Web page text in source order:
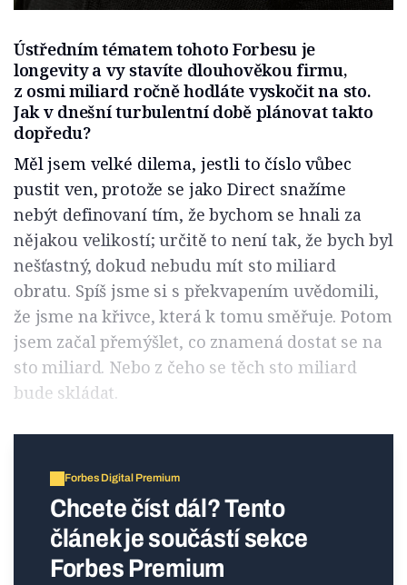
Ústředním tématem tohoto Forbesu je
longevity a vy stavíte dlouhověkou firmu,
z osmi miliard ročně hodláte vyskočit na sto.
Jak v dnešní turbulentní době plánovat takto
dopředu?
Měl jsem velké dilema, jestli to číslo vůbec
pustit ven, protože se jako Direct snažíme
nebýt definovaní tím, že bychom se hnali za
nějakou velikostí; určitě to není tak, že bych byl
nešťastný, dokud nebudu mít sto miliard
obratu. Spíš jsme si s překvapením uvědomili,
že jsme na křivce, která k tomu směřuje. Potom
jsem začal přemýšlet, co znamená dostat se na
sto miliard. Nebo z čeho se těch sto miliard
bude skládat.
Forbes Digital Premium
Chcete číst dál? Tento
článek je součástí sekce
Forbes Premium